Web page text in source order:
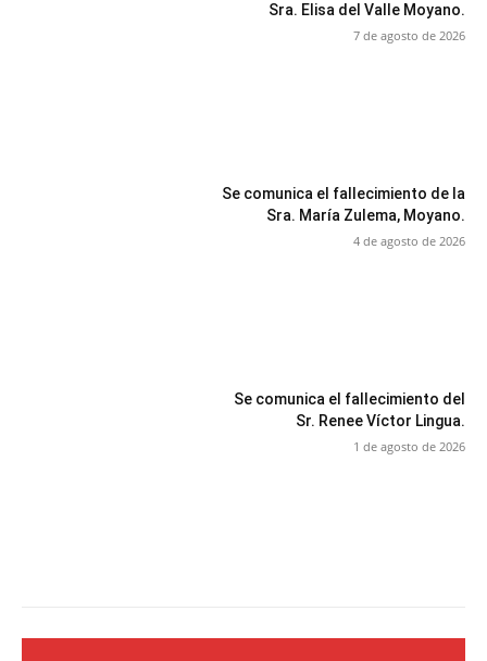
Sra. Elisa del Valle Moyano.
7 de agosto de 2026
Se comunica el fallecimiento de la
Sra. María Zulema, Moyano.
4 de agosto de 2026
Se comunica el fallecimiento del
Sr. Renee Víctor Lingua.
1 de agosto de 2026